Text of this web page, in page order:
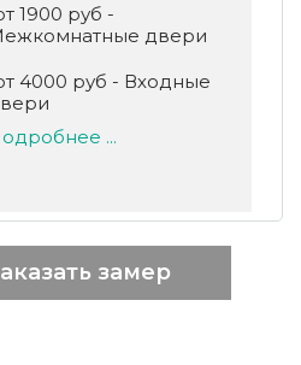
1900 руб -
двери
4000 руб - Входные
...
замер